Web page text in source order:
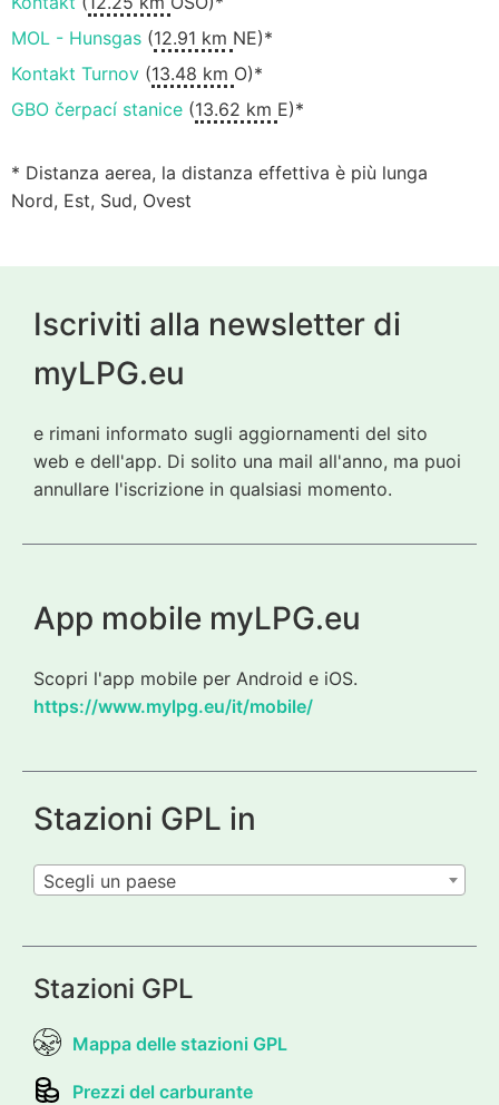
MOL - Hunsgas (12.91 km NE)*
Kontakt Turnov (13.48 km O)*
GBO čerpací stanice (13.62 km E)*
* Distanza aerea, la distanza effettiva è più lunga
Nord, Est, Sud, Ovest
Iscriviti alla newsletter di
myLPG.eu
e rimani informato sugli aggiornamenti del sito
web e dell'app. Di solito una mail all'anno, ma puoi
annullare l'iscrizione in qualsiasi momento.
App mobile myLPG.eu
Scopri l'app mobile per Android e iOS.
https://www.mylpg.eu/it/mobile/
Stazioni GPL in
Scegli un paese
Stazioni GPL
Mappa delle stazioni GPL
Prezzi del carburante